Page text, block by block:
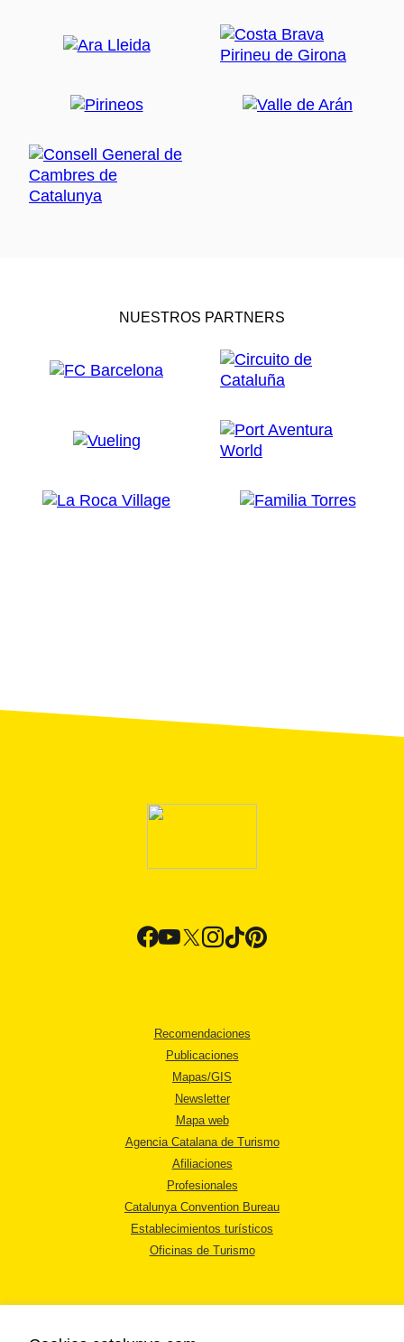
NUESTROS PARTNERS
Recomendaciones
Publicaciones
Mapas/GIS
Newsletter
Mapa web
Agencia Catalana de Turismo
Afiliaciones
Profesionales
Catalunya Convention Bureau
Establecimientos turísticos
Oficinas de Turismo